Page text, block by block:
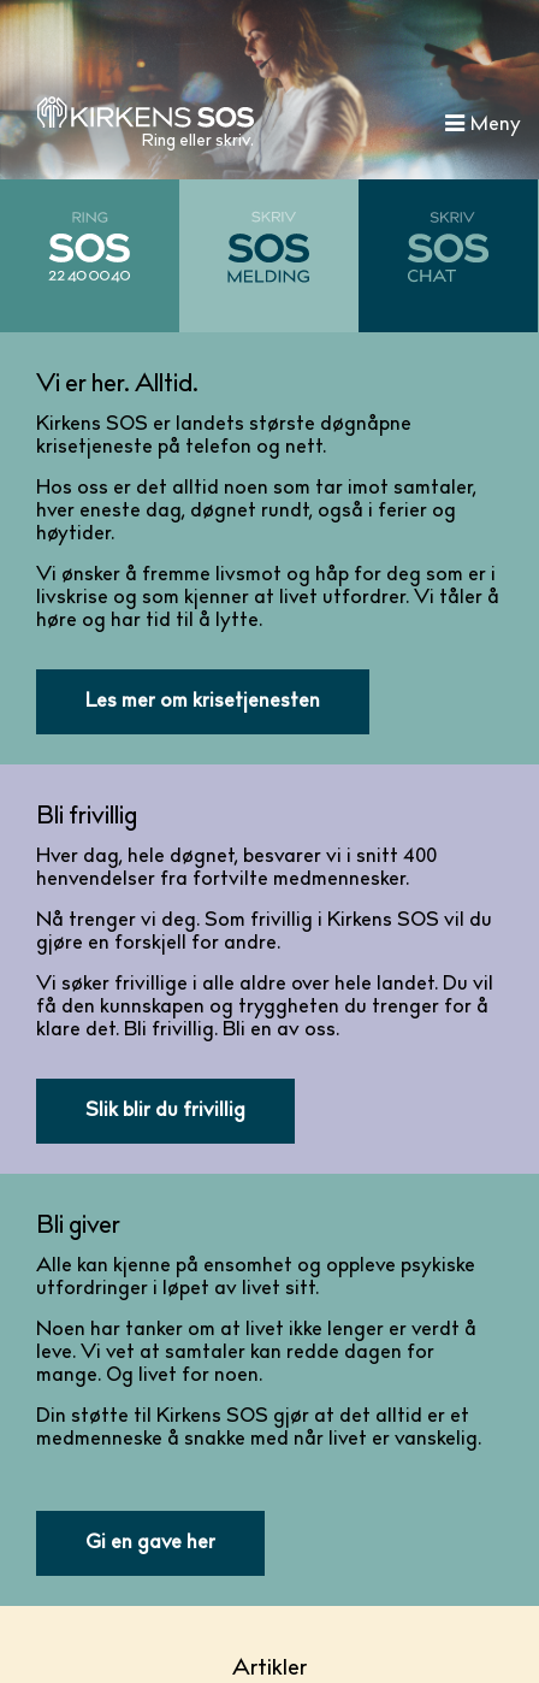
Ring eller skriv.
Meny
Vi er her. Alltid.
Kirkens SOS er landets største døgnåpne
krisetjeneste på telefon og nett.
Hos oss er det alltid noen som tar imot samtaler,
hver eneste dag, døgnet rundt, også i ferier og
høytider.
Vi ønsker å fremme livsmot og håp for deg som er i
livskrise og som kjenner at livet utfordrer. Vi tåler å
høre og har tid til å lytte.
Les mer om krisetjenesten
Bli frivillig
Hver dag, hele døgnet, besvarer vi i snitt 400
henvendelser fra fortvilte medmennesker.
Nå trenger vi deg. Som frivillig i Kirkens SOS vil du
gjøre en forskjell for andre.
Vi søker frivillige i alle aldre over hele landet. Du vil
få den kunnskapen og tryggheten du trenger for å
klare det. Bli frivillig. Bli en av oss.
Slik blir du frivillig
Bli giver
Alle kan kjenne på ensomhet og oppleve psykiske
utfordringer i løpet av livet sitt.
Noen har tanker om at livet ikke lenger er verdt å
leve. Vi vet at samtaler kan redde dagen for
mange. Og livet for noen.
Din støtte til Kirkens SOS gjør at det alltid er et
medmenneske å snakke med når livet er vanskelig.
Gi en gave her
Artikler